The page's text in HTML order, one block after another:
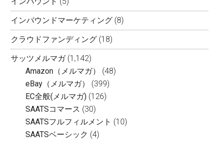
インバウンドマーケティング (8)
クラウドファンディング (18)
サッツメルマガ(1,142)
Amazon（メルマガ）
(48)
eBay（メルマガ）
(399)
EC全般(メルマガ) (126)
SAATSコマース (30)
SAATSフルフィルメント (10)
SAATSベーシック (4)